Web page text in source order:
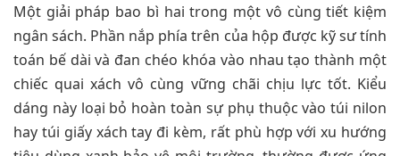
Một giải pháp bao bì hai trong một vô cùng tiết kiệm
ngân sách. Phần nắp phía trên của hộp được kỹ sư tính
toán bế dài và đan chéo khóa vào nhau tạo thành một
chiếc quai xách vô cùng vững chãi chịu lực tốt. Kiểu
dáng này loại bỏ hoàn toàn sự phụ thuộc vào túi nilon
hay túi giấy xách tay đi kèm, rất phù hợp với xu hướng